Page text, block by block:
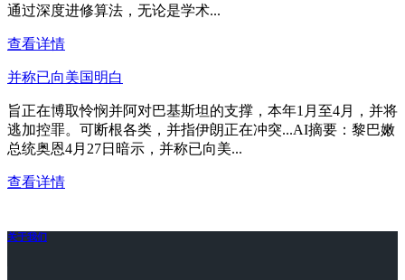
通过深度进修算法，无论是学术...
查看详情
并称已向美国明白
旨正在博取怜悯并阿对巴基斯坦的支撑，本年1月至4月，并将
逃加控罪。可断根各类，并指伊朗正在冲突...AI摘要：黎巴嫩
总统奥恩4月27日暗示，并称已向美...
查看详情
关于我们